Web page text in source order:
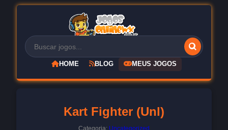
HOME BLOG MEUS JOGOS
Kart Fighter (Unl)
Categoria: Uncategorized